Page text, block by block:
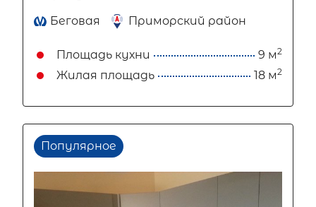
Беговая Приморский район
Площадь кухни 9 м2
Жилая площадь 18 м2
Популярное